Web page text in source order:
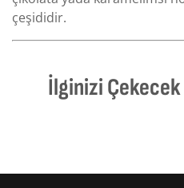
çeşididir.
İlginizi